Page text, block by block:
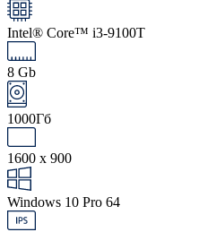
Intel® Core™ i3-9100T
8 Gb
1000Гб
1600 x 900
Windows 10 Pro 64